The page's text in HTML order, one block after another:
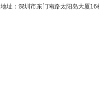
地址：深圳市东门南路太阳岛大厦